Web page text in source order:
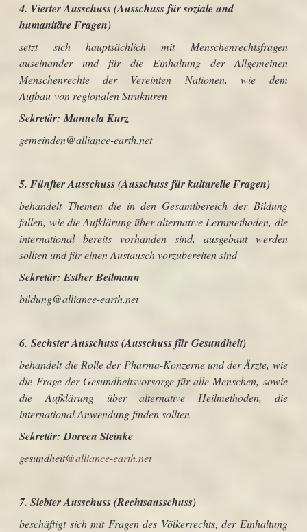
4. Vierter Ausschuss (Ausschuss für soziale und
humanitäre Fragen)
setzt sich hauptsächlich mit Menschenrechtsfragen
auseinander und für die Einhaltung der Allgemeinen
Menschenrechte der Vereinten Nationen, wie dem
Aufbau von regionalen Strukturen
Sekretär: Manuela Kurz
gemeinden@alliance-earth.net
5. FünfterAusschuss (Ausschuss für kulturelle Fragen)
behandelt Themen die in den Gesamtbereich der Bildung
fallen, wie die Aufklärung über alternative Lernmethoden, die
international bereits vorhanden sind, ausgebaut werden
sollten und für einen Austausch vorzubereiten sind
Sekretär: Esther Beilmann
bildung@alliance-earth.net
6. Sechster Ausschuss (Ausschuss für Gesundheit)
behandelt die Rolle der Pharma-Konzerne und der Ärzte, wie
die Frage der Gesundheitsvorsorge für alle Menschen, sowie
die Aufklärung über alternative Heilmethoden, die
international Anwendung finden sollten
Sekretär: Doreen Steinke
gesundheit@alliance-earth.net
7. Siebter Ausschuss (Rechtsausschuss)
beschäftigt sich mit Fragen des Völkerrechts, der Einhaltung